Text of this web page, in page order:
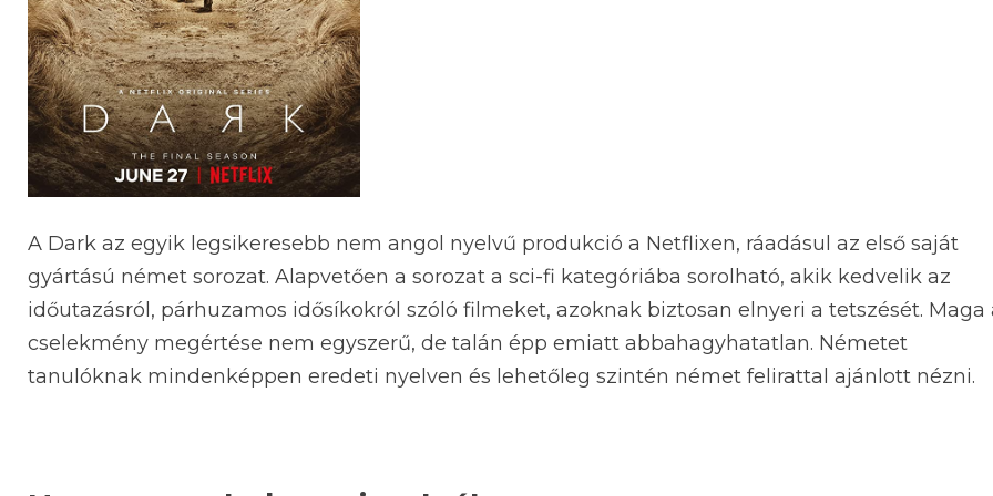
A Dark az egyik legsikeresebb nem angol nyelvű produkció a Netflixen, ráadásul az első saját
gyártású német sorozat. Alapvetően a sorozat a sci-fi kategóriába sorolható, akik kedvelik az
időutazásról, párhuzamos idősíkokról szóló filmeket, azoknak biztosan elnyeri a tetszését. Maga
cselekmény megértése nem egyszerű, de talán épp emiatt abbahagyhatatlan. Németet
tanulóknak mindenképpen eredeti nyelven és lehetőleg szintén német felirattal ajánlott nézni.